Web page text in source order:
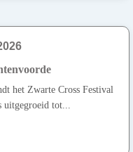
het Zwarte Cross Festival
tot...